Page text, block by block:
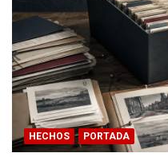
HECHOS PORTADA